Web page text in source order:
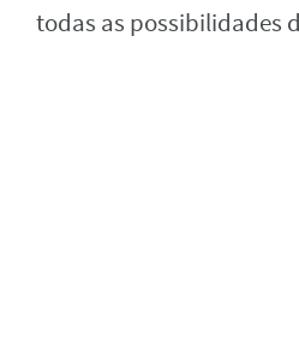
todas as possibilidades